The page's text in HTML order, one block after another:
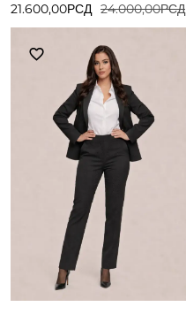
24.000,00РСД
21.600,00РСД